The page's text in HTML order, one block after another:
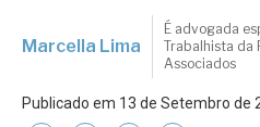
Marcella Lima
É advogada
Trabalhista da
Associados
Publicado em 13 de Setembro de